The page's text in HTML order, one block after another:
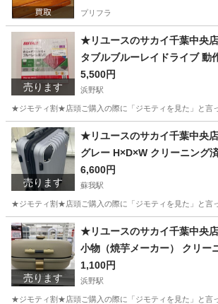
プリフラ
売ります
★リユースのサカイ千葉中央
タブルブルーレイドライブ 動作確認／クリーニン
グ済み TC8439
5,500円
浜野駅
★ジモティ割★店頭ご購入の際に「ジモティを見た」と言
千葉 千葉市 浜野駅 周辺機器 サカイ
売ります
★リユースのサカイ千葉中央店★ キャリーケ
グレー H×D×W クリーニング
6,600円
蘇我駅
★ジモティ割★店頭ご購入の際に「ジモティを見た」と言
千葉 千葉市 蘇我駅 バッグ サカイ
売ります
★リユースのサカイ千葉中央
小物（焼芋メ
1,100円
浜野駅
★ジモティ割★店頭ご購入の際に「ジモティを見た」と言